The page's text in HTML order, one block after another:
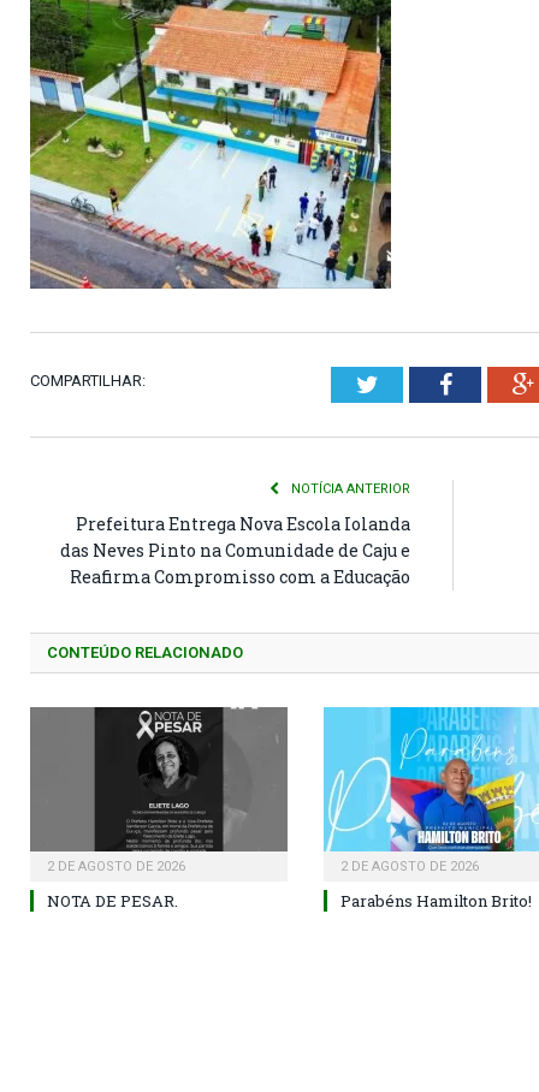
COMPARTILHAR: Twitter
NOTÍCIA ANTERIOR
Prefeitura Entrega Nova Escola Iolanda
das Neves Pinto na Comunidade de Caju e
Reafirma Compromisso com a Educação
CONTEÚDO RELACIONADO
2 DE AGOSTO DE 2026
NOTA DE PESAR.
2 DE AGOSTO DE 2026
Parabéns Hamilton Brito!